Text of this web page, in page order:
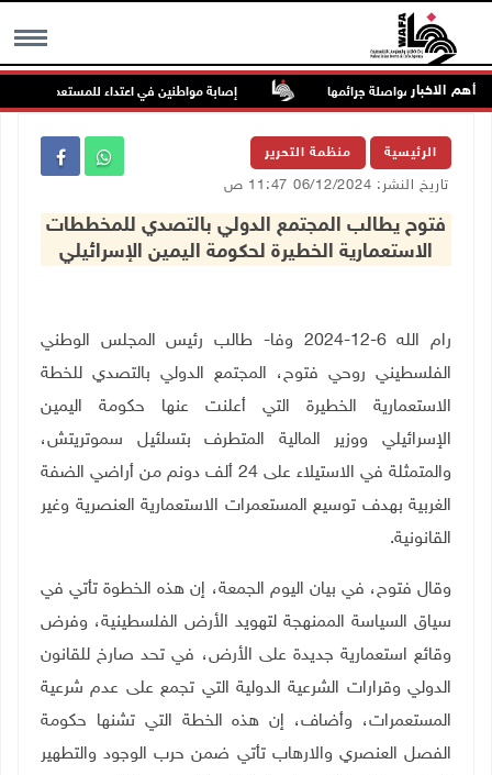
MENU أهم الاخبار
السجون من مواصلة جرائمها إصابة مواطنين في اعتداء للمستعمرين في بيت
الرئيسية منظمة التحرير
تاريخ النشر: 06/12/2024 11:47 ص
فتوح يطالب المجتمع الدولي بالتصدي للمخططات
الاستعمارية الخطيرة لحكومة اليمين الإسرائيلي
رام الله 6-12-2024 وفا- طالب رئيس المجلس الوطني
الفلسطيني روحي فتوح، المجتمع الدولي بالتصدي للخطة
الاستعمارية الخطيرة التي أعلنت عنها حكومة اليمين
الإسرائيلي ووزير المالية المتطرف بتسلئيل سموتريتش،
والمتمثلة في الاستيلاء على 24 ألف دونم من أراضي الضفة
الغربية بهدف توسيع المستعمرات الاستعمارية العنصرية وغير
القانونية.
وقال فتوح، في بيان اليوم الجمعة، إن هذه الخطوة تأتي في
سياق السياسة الممنهجة لتهويد الأرض الفلسطينية، وفرض
وقائع استعمارية جديدة على الأرض، في تحد صارخ للقانون
الدولي وقرارات الشرعية الدولية التي تجمع على عدم شرعية
المستعمرات، وأضاف، إن هذه الخطة التي تشنها حكومة
الفصل العنصري والارهاب تأتي ضمن حرب الوجود والتطهير